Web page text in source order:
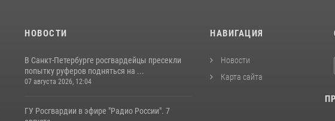
НОВОСТИ
В Санкт-Петербурге росгвардейцы пресекли
попытку руферов подняться на ...
07 августа 2026, 12:04
ГУ Росгвардии в эфире "Радио России". 7
НАВИГАЦИЯ
Новости
Карта сайта